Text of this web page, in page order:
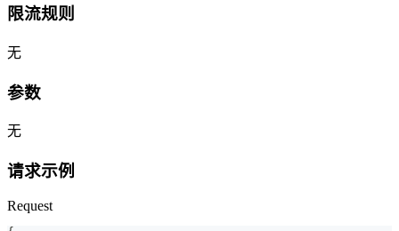
限流规则
无
参数
无
请求示例
Request